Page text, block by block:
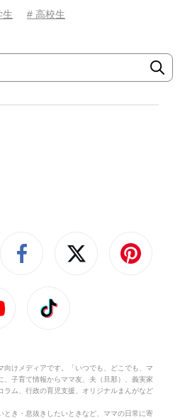
生 # 高校生
向けメディアです。「いつでも、どこでも、マ
、子育て情報からママ友、夫（旦那）、義実家
ラム、行政の育児支援、オリジナルまんがなど
とき・息抜きしたいときなど、ママの日常に寄